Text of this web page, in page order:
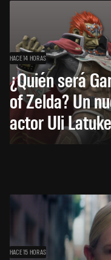
HACE 14 HORAS
¿Quién será
of Zelda? Un
actor Uli
HACE 15 HORAS